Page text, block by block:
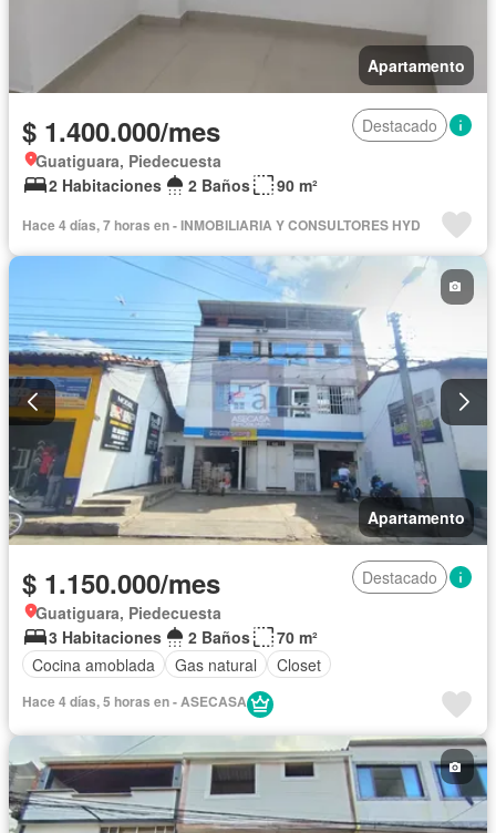
Apartamento
$ 1.400.000/mes
Destacado
Guatiguara, Piedecuesta
2 Habitaciones
2 Baños 90 m²
Hace 4 días, 7 horas en - INMOBILIARIA Y CONSULTORES HYD
Apartamento
$ 1.150.000/mes
Destacado
Guatiguara, Piedecuesta
3 Habitaciones
2 Baños
70 m²
Cocina amoblada
Gas natural Closet
Hace 4 días, 5 horas en - ASECASA